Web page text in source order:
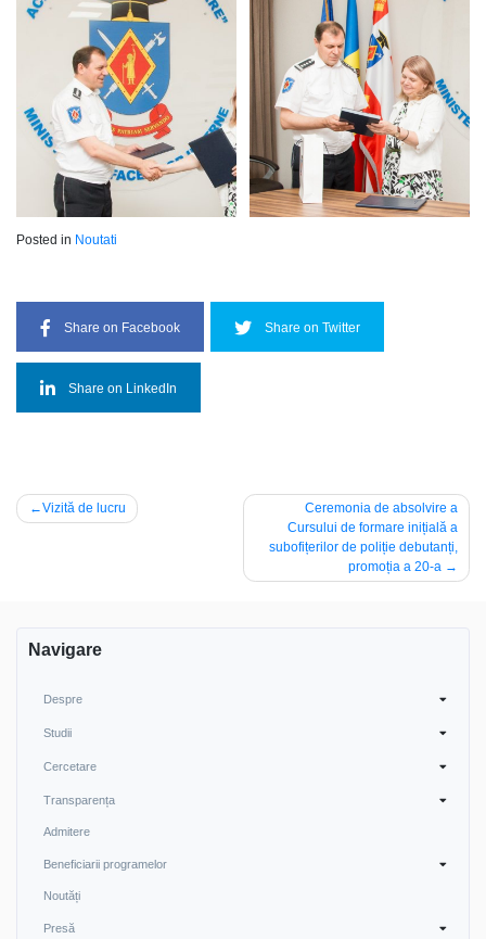
Posted in Noutati
Share on Facebook Share on Twitter
Share on LinkedIn
Navigare
Vizită de lucru
Ceremonia de absolvire a
Cursului de formare inițială a
subofițerilor de poliție debutanți,
promoția a 20-a
Navigare
Despre
Studii
Cercetare
Transparența
Admitere
Beneficiarii programelor
Noutăți
Presă